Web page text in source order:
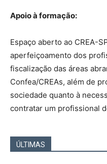
Apoio à formação:
Espaço aberto ao CREA-
aperfeiçoamento dos
fiscalização das áreas
Confea/CREAs, além de
sociedade quanto à
contratar um profissional
ÚLTIMAS